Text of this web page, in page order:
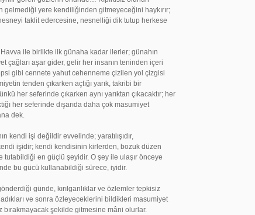
gelmediği yere kendiliğinden gitmeyeceğini haykırır;
taklit edercesine, nesnelliği dik tutup herkese
ile birlikte ilk günaha kadar ilerler; günahın
çağları aşar gider, gelir her insanın teninden içeri
gibi cennete yahut cehenneme çizilen yol çizgisi
tenden çıkarken açtığı yarık, takribi bir
her seferinde çıkarken aynı yarıktan çıkacaktır; her
her seferinde dışarıda daha çok masumiyet
dek.
kendi işi değildir evvelinde; yaratılışıdır,
kendi işidir; kendi kendisinin kirlerden, bozuk düzen
tutabildiği en güçlü şeyidir. O şey ile ulaşır önceye
bu gücü kullanabildiği sürece, iyidir.
günde, kırılganlıklar ve özlemler tepkisiz
ve sonra özleyeceklerini bildikleri masumiyet
bırakmayacak şekilde gitmesine mâni olurlar.